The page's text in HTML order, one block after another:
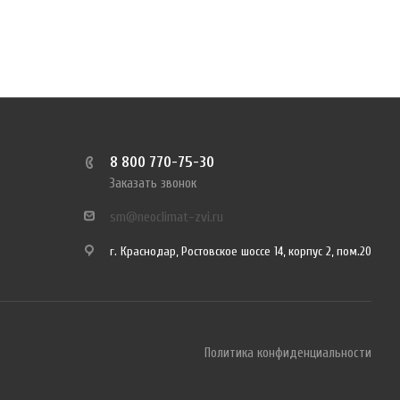
8 800 770-75-30
Заказать звонок
sm@neoclimat-zvi.ru
г. Краснодар, Ростовское шоссе 14, корпус 2, пом.20
Политика конфиденциальности